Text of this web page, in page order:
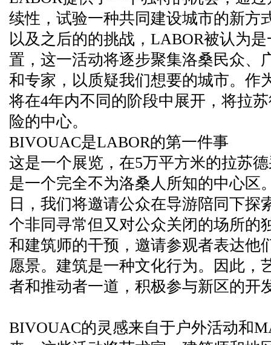
续性，试验一种共同建设城市的新方
以及之后的的挑战，LABOR被认为
置，这一活动将逐步聚集洛桑民众、
和专家，以质疑我们想要的城市。作
将在4年内不同的阶段中展开，将拉
险的中心。
BIVOUAC是LABOR的第一件事
这是一个展览，在5万平方米的拉苏
是一个完全不为洛桑人所知的中心区
日，我们将邀请公众在导游陪同下探
个非同寻常但又对公众关闭的场所的
和建筑师的干预，邀请参观者表达他
愿景。建筑是一种文化行为。因此，
者和推动者一道，积极参与新区的开
BIVOUAC的灵感来自于户外活动和